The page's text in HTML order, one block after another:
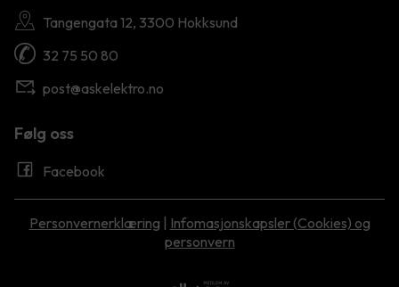
Tangengata 12, 3300 Hokksund
32 75 50 80
post@askelektro.no
Følg oss
Facebook
Personvernerklæring
Infomasjonskapsler (Cookies) og
personvern